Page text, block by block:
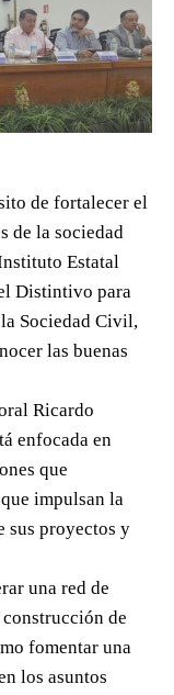
de fortalecer el
de la sociedad
Estatal
Distintivo para
Sociedad Civil,
las buenas
Ricardo
enfocada en
que
impulsan la
sus proyectos y
una red de
de
fomentar una
los asuntos